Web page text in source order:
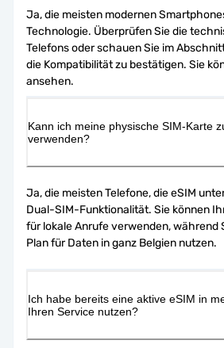
Ja, die meisten modernen
Technologie. Überprüfen Sie die
Telefons oder schauen Sie im
die Kompatibilität zu bestätigen. Sie
ansehen.
Kann ich meine physische SIM-Karte
verwenden?
Ja, die meisten Telefone, die eSIM
Dual-SIM-Funktionalität. Sie können
für lokale Anrufe verwenden, während
Plan für Daten in ganz Belgien nutzen.
Ich habe bereits eine aktive eSIM in
Ihren Service nutzen?